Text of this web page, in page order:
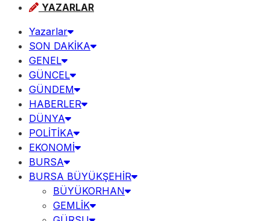
YAZARLAR
Yazarlar
SON DAKİKA
GENEL
GÜNCEL
GÜNDEM
HABERLER
DÜNYA
POLİTİKA
EKONOMİ
BURSA
BURSA BÜYÜKŞEHİR
BÜYÜKORHAN
GEMLİK